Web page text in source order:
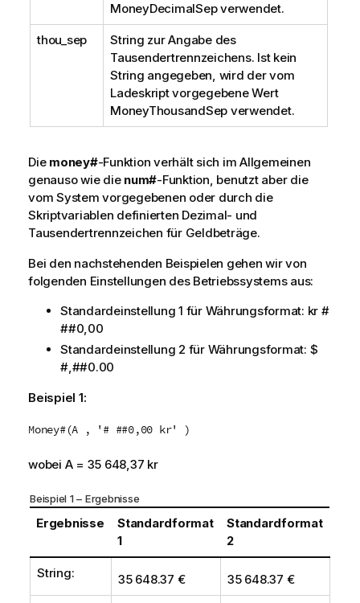
MoneyDecimalSep verwendet.
thou_sep
String zur Angabe des
Tausendertrennzeichens. Ist kein
String angegeben, wird der vom
Ladeskript vorgegebene Wert
MoneyThousandSep verwendet.
Die money#-Funktion verhält sich im Allgemeinen
genauso wie die num#-Funktion, benutzt aber die
vom System vorgegebenen oder durch die
Skriptvariablen definierten Dezimal- und
Tausendertrennzeichen für Geldbeträge.
Bei den nachstehenden Beispielen gehen wir von
folgenden Einstellungen des Betriebssystems aus:
Standardeinstellung 1 für Währungsformat: kr #
##0,00
Standardeinstellung 2 für Währungsformat: $
#,##0.00
Beispiel 1:
Money#(A , '# ##0,00 kr' )
wobei A = 35 648,37 kr
Beispiel 1 – Ergebnisse
Ergebnisse
Standardformat
1
Standardformat
2
String: 35 648.37 € 35 648.37 €